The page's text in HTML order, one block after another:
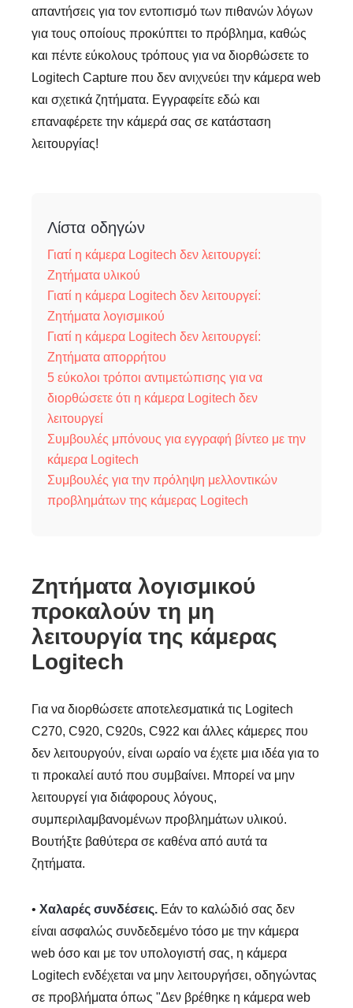
απαντήσεις για τον εντοπισμό των πιθανών λόγων
για τους οποίους προκύπτει το πρόβλημα, καθώς
και πέντε εύκολους τρόπους για να διορθώσετε το
Logitech Capture που δεν ανιχνεύει την κάμερα web
και σχετικά ζητήματα. Εγγραφείτε εδώ και
επαναφέρετε την κάμερά σας σε κατάσταση
λειτουργίας!
Λίστα οδηγών
Γιατί η κάμερα Logitech δεν λειτουργεί:
Ζητήματα υλικού
Γιατί η κάμερα Logitech δεν λειτουργεί:
Ζητήματα λογισμικού
Γιατί η κάμερα Logitech δεν λειτουργεί:
Ζητήματα απορρήτου
5 εύκολοι τρόποι αντιμετώπισης για να
διορθώσετε ότι η κάμερα Logitech δεν
λειτουργεί
Συμβουλές μπόνους για εγγραφή βίντεο με την
κάμερα Logitech
Συμβουλές για την πρόληψη μελλοντικών
προβλημάτων της κάμερας Logitech
Ζητήματα λογισμικού
προκαλούν τη μη
λειτουργία της κάμερας
Logitech
Για να διορθώσετε αποτελεσματικά τις Logitech
C270, C920, C920s, C922 και άλλες κάμερες που
δεν λειτουργούν, είναι ωραίο να έχετε μια ιδέα για το
τι προκαλεί αυτό που συμβαίνει. Μπορεί να μην
λειτουργεί για διάφορους λόγους,
συμπεριλαμβανομένων προβλημάτων υλικού.
Βουτήξτε βαθύτερα σε καθένα από αυτά τα
ζητήματα.
• Χαλαρές συνδέσεις. Εάν το καλώδιό σας δεν
είναι ασφαλώς συνδεδεμένο τόσο με την κάμερα
web όσο και με τον υπολογιστή σας, η κάμερα
Logitech ενδέχεται να μην λειτουργήσει, οδηγώντας
σε προβλήματα όπως "Δεν βρέθηκε η κάμερα web